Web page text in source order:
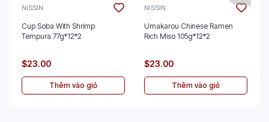
NISSIN
Cup Soba With Shrimp
Tempura 77g*12*2
$23.00
Thêm vào giỏ
NISSIN
Umakarou Chinese Ramen
Rich Miso 105g*12*2
$23.00
Thêm vào giỏ